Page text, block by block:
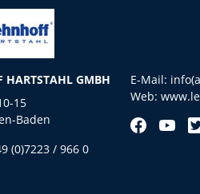
HARTSTAHL GMBH
15
Baden
(0)7223 / 966 0
E-Mail:
Web: